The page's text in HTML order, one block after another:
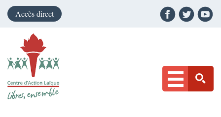
Accès direct